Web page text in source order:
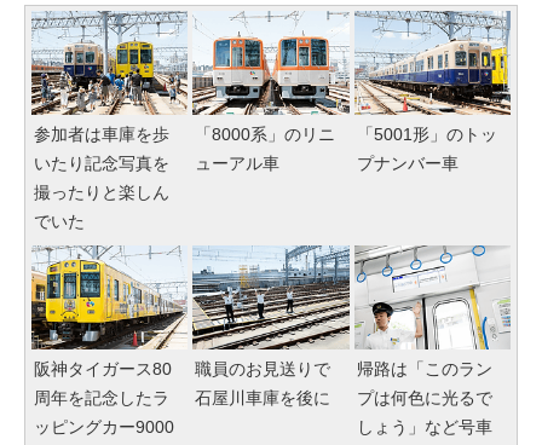
参加者は車庫を歩
いたり記念写真を
撮ったりと楽しん
でいた
「8000系」のリニ
ューアル車
「5001形」のトッ
プナンバー車
阪神タイガース80
周年を記念したラ
ッピングカー9000
職員のお見送りで
石屋川車庫を後に
帰路は「このラン
プは何色に光るで
しょう」など号車